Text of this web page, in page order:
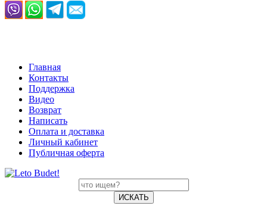
Главная
Контакты
Поддержка
Видео
Возврат
Написать
Оплата и доставка
Личный кабинет
Публичная оферта